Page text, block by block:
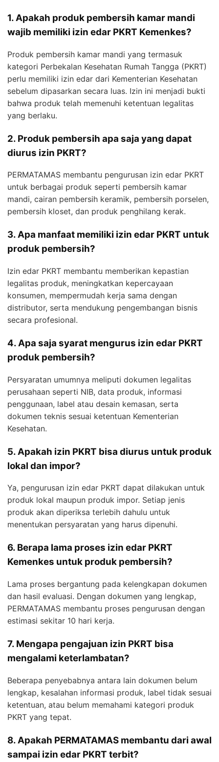
1. Apakah produk pembersih kamar mandi
wajib memiliki izin edar PKRT Kemenkes?
Produk pembersih kamar mandi yang termasuk
kategori Perbekalan Kesehatan Rumah Tangga (PKRT)
perlu memiliki izin edar dari Kementerian Kesehatan
sebelum dipasarkan secara luas. Izin ini menjadi bukti
bahwa produk telah memenuhi ketentuan legalitas
yang berlaku.
2. Produk pembersih apa saja yang dapat
diurus izin PKRT?
PERMATAMAS membantu pengurusan izin edar PKRT
untuk berbagai produk seperti pembersih kamar
mandi, cairan pembersih keramik, pembersih porselen,
pembersih kloset, dan produk penghilang kerak.
3. Apa manfaat memiliki izin edar PKRT untuk
produk pembersih?
Izin edar PKRT membantu memberikan kepastian
legalitas produk, meningkatkan kepercayaan
konsumen, mempermudah kerja sama dengan
distributor, serta mendukung pengembangan bisnis
secara profesional.
4. Apa saja syarat mengurus izin edar PKRT
produk pembersih?
Persyaratan umumnya meliputi dokumen legalitas
perusahaan seperti NIB, data produk, informasi
penggunaan, label atau desain kemasan, serta
dokumen teknis sesuai ketentuan Kementerian
Kesehatan.
5. Apakah izin PKRT bisa diurus untuk produk
lokal dan impor?
Ya, pengurusan izin edar PKRT dapat dilakukan untuk
produk lokal maupun produk impor. Setiap jenis
produk akan diperiksa terlebih dahulu untuk
menentukan persyaratan yang harus dipenuhi.
6. Berapa lama proses izin edar PKRT
Kemenkes untuk produk pembersih?
Lama proses bergantung pada kelengkapan dokumen
dan hasil evaluasi. Dengan dokumen yang lengkap,
PERMATAMAS membantu proses pengurusan dengan
estimasi sekitar 10 hari kerja.
7. Mengapa pengajuan izin PKRT bisa
mengalami keterlambatan?
Beberapa penyebabnya antara lain dokumen belum
lengkap, kesalahan informasi produk, label tidak sesuai
ketentuan, atau belum memahami kategori produk
PKRT yang tepat.
8. Apakah PERMATAMAS membantu dari awal
sampai izin edar PKRT terbit?